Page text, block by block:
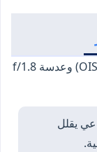
مع مثبت بصري (OIS) وعدسة f/1.8
يقلل